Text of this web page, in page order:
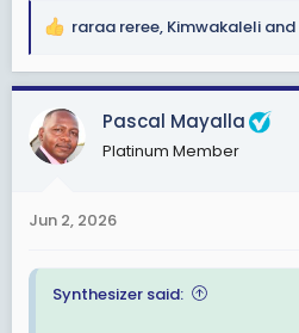
R
a
c
t
i
s
raraa reree, Kimwakaleli and
Pascal Mayalla
Platinum Member
Jun 2, 2026
Synthesizer said: